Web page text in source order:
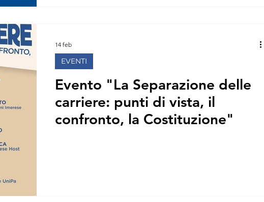
Evento "La Separazione delle
carriere: punti di vista, il
confronto, la Costituzione"
EVENTI
14 feb